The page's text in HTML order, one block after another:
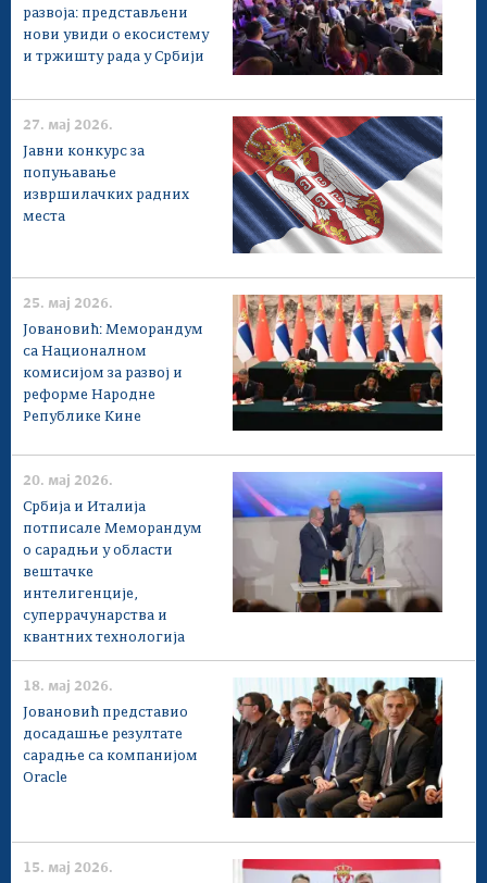
развоја: представљени
нови увиди о екосистему
и тржишту рада у Србији
27. мај 2026.
Jавни конкурс за
попуњавање
извршилачких радних
места
25. мај 2026.
Јовановић: Меморандум
са Националном
комисијом за развој и
реформе Народне
Републике Кине
20. мај 2026.
Србија и Италија
потписале Меморандум
о сарадњи у области
вештачке
интелигенције,
суперрачунарства и
квантних технологија
18. мај 2026.
Јовановић представио
досадашње резултате
сарадње са компанијом
Oracle
15. мај 2026.